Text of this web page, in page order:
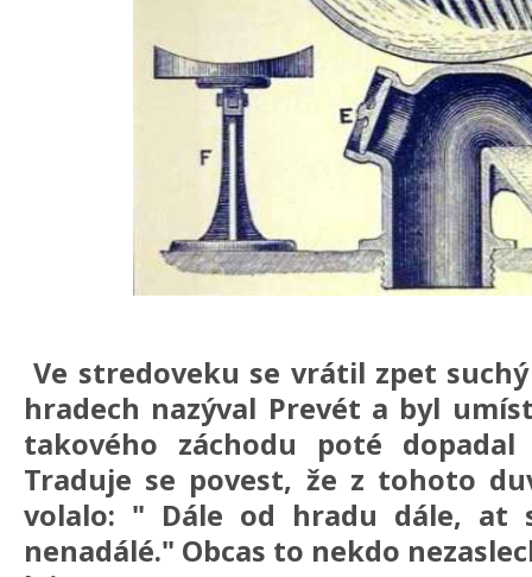
Ve stredoveku se vrátil zpet
hradech nazýval Prevét a byl
takového záchodu poté
Traduje se povest, že z tohoto
volalo: " Dále od hradu dále, at
nenadálé." Obcas to nekdo